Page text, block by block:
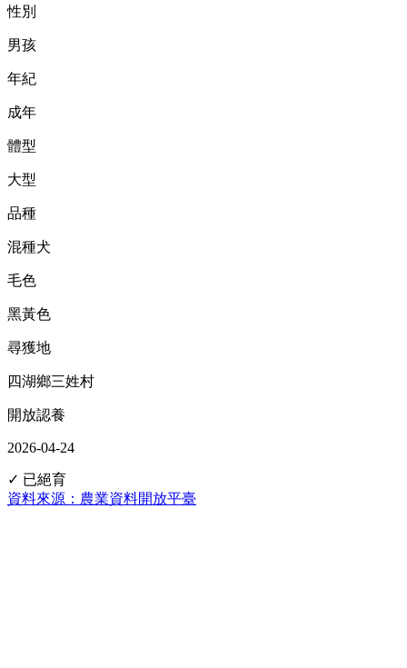
性別
男孩
年紀
成年
體型
大型
品種
混種犬
毛色
黑黃色
尋獲地
四湖鄉三姓村
開放認養
2026-04-24
✓ 已絕育
資料來源：農業資料開放平臺